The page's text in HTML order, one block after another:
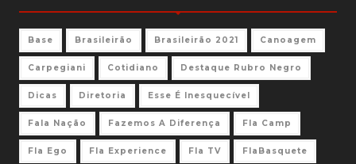
Base Brasileirão Brasileirão 2021 Canoagem
Carpegiani Cotidiano Destaque Rubro Negro
Dicas Diretoria Esse É Inesquecível
Fala Nação Fazemos A Diferença Fla Camp
Fla Ego Fla Experience Fla TV FlaBasquete